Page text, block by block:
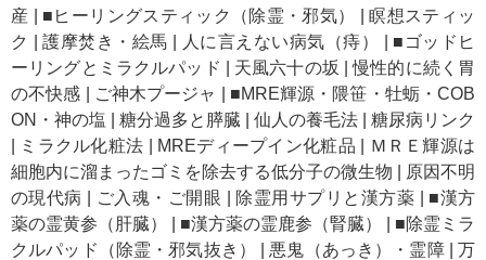
産
■ヒーリングスティック（除霊・邪気） |瞑想スティッ
ク
|護摩焚き・絵馬 人に言えない病気（痔）
■ゴッドヒ
ーリングとミラクルパッド
天風六十の坂 |慢性的に続く胃
の不快感
ご神木プージャ
■MRE輝源・隈笹・牡蛎・COB
ON・神の塩
糖分過多と膵臓 仙人の養毛法
糖尿病リンク
ミラクル化粧法 MREディープイン化粧品
ＭＲＥ輝源は
細胞内に溜まったゴミを除去する低分子の微生物
原因不明
の現代病
ご入魂・ご開眼 除霊用サプリと漢方薬
■漢方
薬の霊黄参（肝臓）
■漢方薬の霊鹿参（腎臓）
■除霊ミラ
クルパッド（除霊・邪気抜き）
悪鬼（あっき）・霊障|万